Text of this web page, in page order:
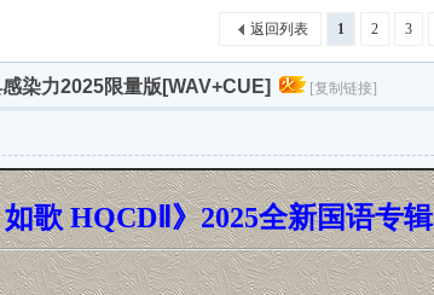
1 2 3
返回列表
染力2025限量版[WAV+CUE] [复制链接]
歌 HQCDⅡ》2025全新国语专辑